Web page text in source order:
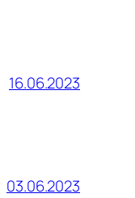
16.06.2023
03.06.2023